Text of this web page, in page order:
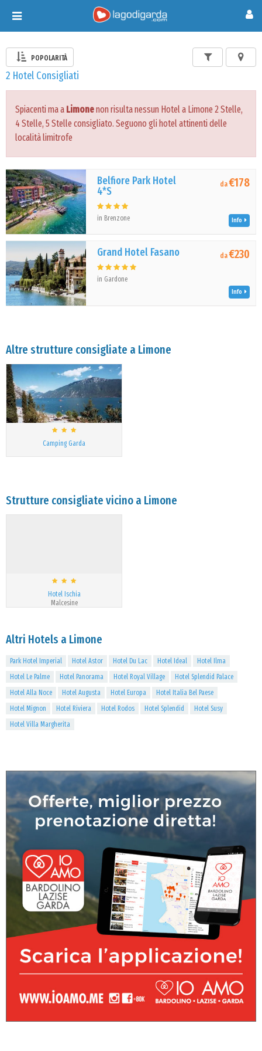
Toggle
navigation
POPOLARITÀ
2 Hotel Consigliati
Spiacenti ma a Limonenon risulta nessun Hotel a Limone 2 Stelle,
4 Stelle, 5 Stelle consigliato. Seguono gli hotel attinenti delle
località limitrofe
Belfiore Park Hotel
4*S
in Brenzone
da€178
Info
Grand Hotel Fasano
in Gardone
da€230
Info
Altre strutture consigliate a Limone
Camping Garda
Strutture consigliate vicino a Limone
Hotel Ischia
Malcesine
Altri Hotels a Limone
Park Hotel Imperial Hotel Astor Hotel Du Lac Hotel Ideal
Hotel Ilma
Hotel Le Palme
Hotel Panorama Hotel Royal Village
Hotel Splendid Palace
Hotel Alla Noce
Hotel Augusta Hotel Europa
Hotel Italia Bel Paese
Hotel Mignon
Hotel Riviera Hotel Rodos Hotel Splendid
Hotel Susy
Hotel Villa Margherita